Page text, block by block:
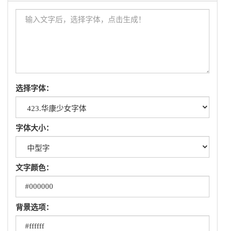
选择字体：
字体大小：
文字颜色：
背景选项：